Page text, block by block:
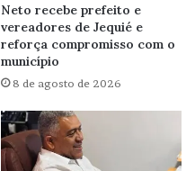
Neto recebe prefeito e
vereadores de Jequié e
reforça compromisso com o
município
8 de agosto de 2026